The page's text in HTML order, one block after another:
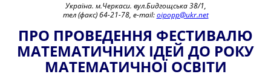
Україна. м.Черкаси. вул.Бидгощська 38/1,
тел (факс) 64-21-78, e-mail:oipopp@ukr.net
ПРО ПРОВЕДЕННЯ ФЕСТИВАЛЮ
МАТЕМАТИЧНИХ ІДЕЙ ДО РОКУ
МАТЕМАТИЧНОЇ ОСВІТИ